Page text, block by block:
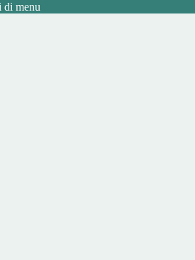
di menu